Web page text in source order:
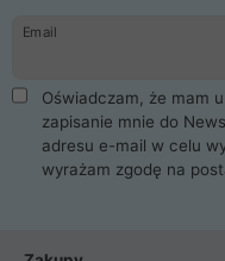
Email
Oświadczam, że mam
zapisanie mnie do
adresu e-mail w celu
wyrażam zgodę na